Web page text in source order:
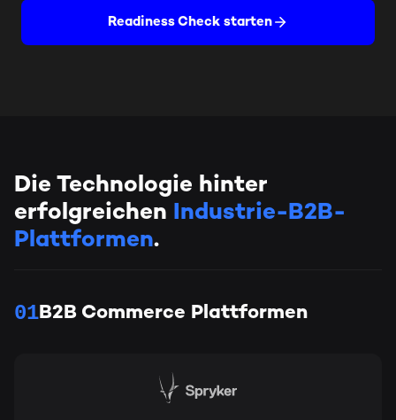
Readiness Check starten
Die Technologie hinter
erfolgreichen Industrie-B2B-
Plattformen.
01B2B Commerce Plattformen